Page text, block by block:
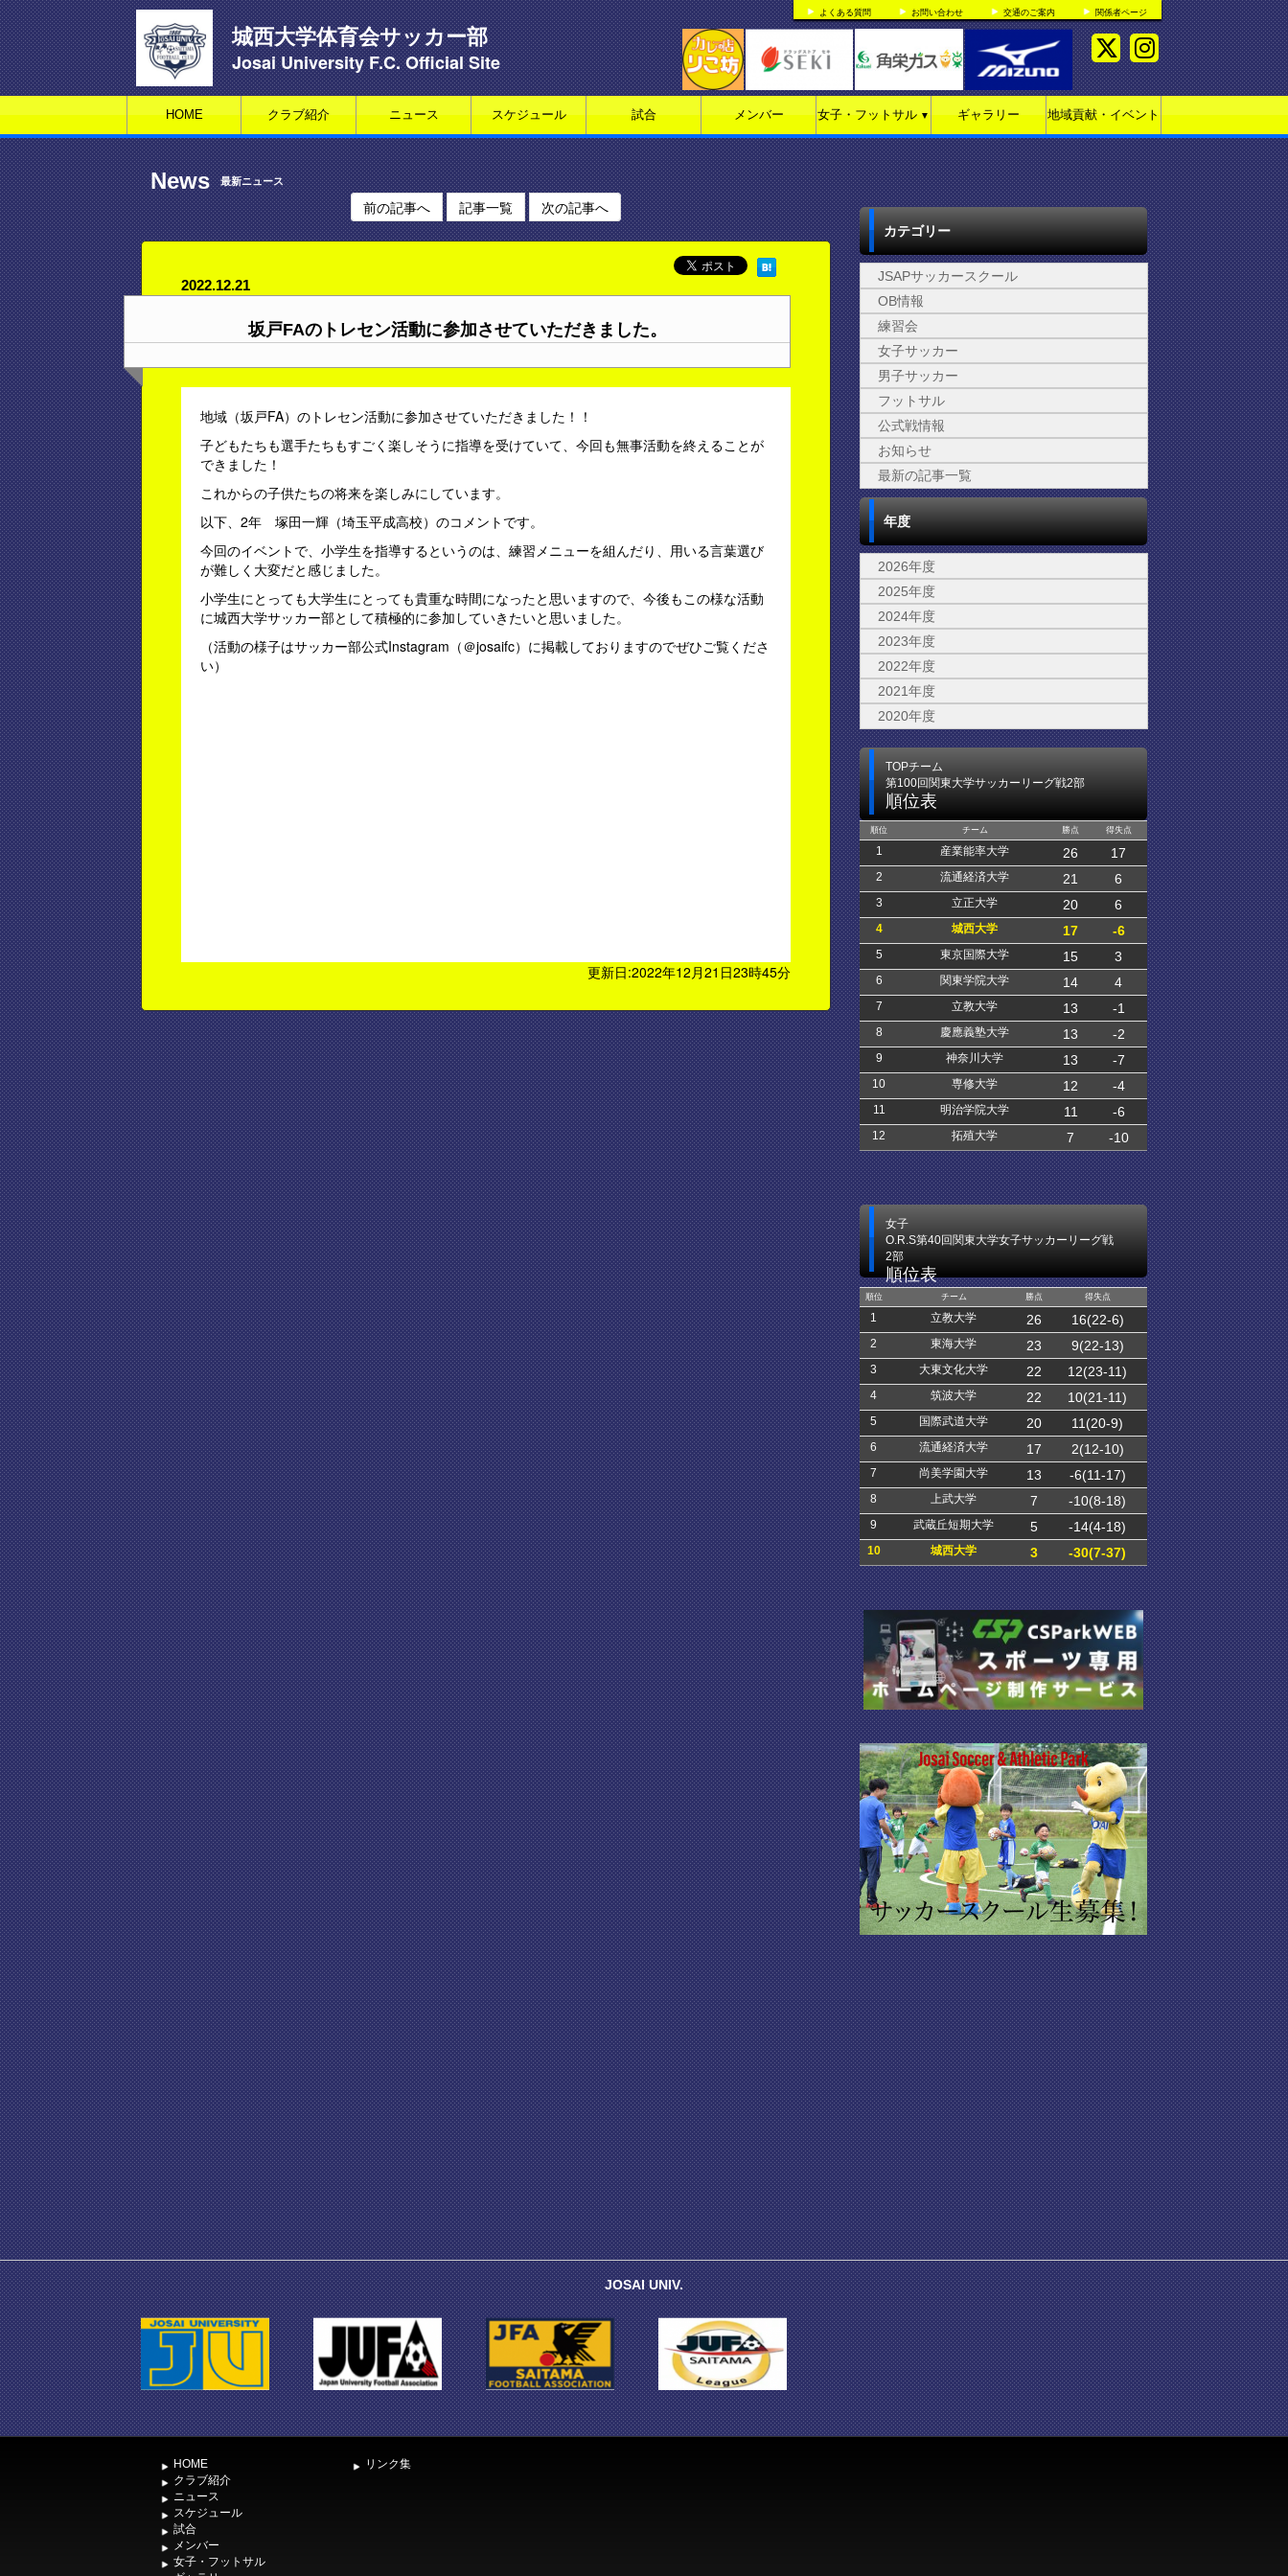
よくある質問 お問い合わせ 交通のご案内 関係者ページ
城西大学体育会サッカー部
Josai University F.C. Official Site
HOME クラブ紹介 ニュース スケジュール 試合 メンバー 女子・フットサル▼ ギャラリー 地域貢献・イベント
News 最新ニュース
前の記事へ 記事一覧 次の記事へ
2022.12.21
坂戸FAのトレセン活動に参加させていただきました。
地域（坂戸FA）のトレセン活動に参加させていただきました！！
子どもたちも選手たちもすごく楽しそうに指導を受けていて、今回も無事活動を終えることが
できました！
これからの子供たちの将来を楽しみにしています。
以下、2年 塚田一輝（埼玉平成高校）のコメントです。
今回のイベントで、小学生を指導するというのは、練習メニューを組んだり、用いる言葉選び
が難しく大変だと感じました。
小学生にとっても大学生にとっても貴重な時間になったと思いますので、今後もこの様な活動
に城西大学サッカー部として積極的に参加していきたいと思いました。
（活動の様子はサッカー部公式Instagram（＠josaifc）に掲載しておりますのでぜひご覧くださ
い）
更新日:2022年12月21日23時45分
カテゴリー
JSAPサッカースクール
OB情報
練習会
女子サッカー
男子サッカー
フットサル
公式戦情報
お知らせ
最新の記事一覧
年度
2026年度
2025年度
2024年度
2023年度
2022年度
2021年度
2020年度
TOPチーム
第100回関東大学サッカーリーグ戦2部
順位表
順位 チーム 勝点 得失点
1 産業能率大学 26 17
2 流通経済大学 21 6
3 立正大学 20 6
4 城西大学 17 -6
5 東京国際大学 15 3
6 関東学院大学 14 4
7 立教大学 13 -1
8 慶應義塾大学 13 -2
9 神奈川大学 13 -7
10 専修大学 12 -4
11 明治学院大学 11 -6
12 拓殖大学 7 -10
女子
O.R.S第40回関東大学女子サッカーリーグ戦
2部
順位表
順位 チーム 勝点 得失点
1 立教大学 26 16(22-6)
2 東海大学 23 9(22-13)
3 大東文化大学 22 12(23-11)
4 筑波大学 22 10(21-11)
5 国際武道大学 20 11(20-9)
6 流通経済大学 17 2(12-10)
7 尚美学園大学 13 -6(11-17)
8 上武大学 7 -10(8-18)
9 武蔵丘短期大学 5 -14(4-18)
10 城西大学 3 -30(7-37)
JOSAI UNIV.
HOME
クラブ紹介
ニュース
スケジュール
試合
メンバー
女子・フットサル
リンク集